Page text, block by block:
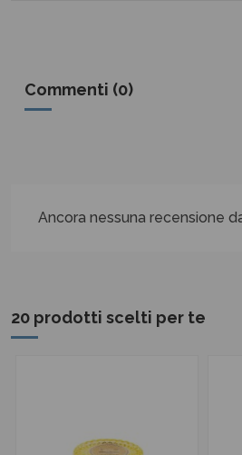
Commenti (0)
Ancora nessuna recensione
20 prodotti scelti per te